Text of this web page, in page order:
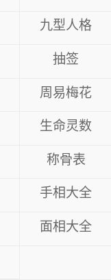
九型人格
抽签
周易梅花
生命灵数
称骨表
手相大全
面相大全